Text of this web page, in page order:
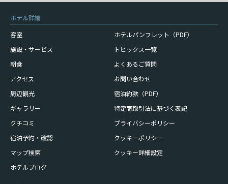
ホテル詳細
客室
施設・サービス
朝食
アクセス
周辺観光
ギャラリー
クチコミ
宿泊予約・確認
マップ検索
ホテルブログ
ホテルパンフレット（PDF）
トピックス一覧
よくあるご質問
お問い合わせ
宿泊約款（PDF）
特定商取引法に基づく表記
プライバシーポリシー
クッキーポリシー
クッキー詳細設定